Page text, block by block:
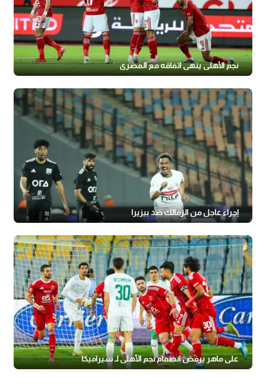
نجم الأهلي ينهي اتفاقه مع المصري
إجراء عاجل من الزمالك ضد بيزيرا
علي ماهر يرفض انضمام نجم الأهلي لـ سيراميكا